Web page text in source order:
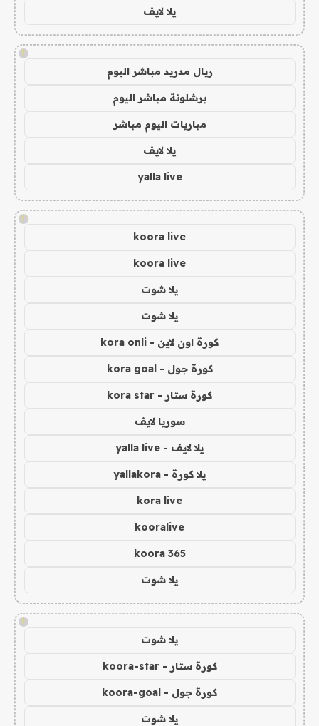
يلا لايف
!
ريال مدريد مباشر اليوم
برشلونة مباشر اليوم
مباريات اليوم مباشر
يلا لايف
yalla live
!
koora live
koora live
يلا شوت
يلا شوت
كورة اون لاين - kora onli
كورة جول - kora goal
كورة ستار - kora star
سوريا لايف
يلا لايف - yalla live
يلا كورة - yallakora
kora live
kooralive
koora 365
يلا شوت
!
يلا شوت
كورة ستار - koora-star
كورة جول - koora-goal
يلا شوت